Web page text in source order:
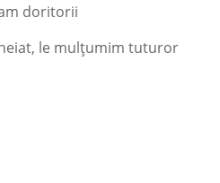
doritorii
le mulțumim tuturor